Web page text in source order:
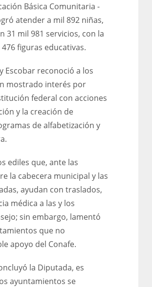
Básica Comunitaria -
atender a mil 892 niñas,
31 mil 981 servicios, con la
figuras educativas.
Escobar reconoció a los
mostrado interés por
federal con acciones
y la creación de
de alfabetización y
ediles que, ante las
la cabecera municipal y las
ayudan con traslados,
médica a las y los
sin embargo, lamentó
que no
apoyo del Conafe.
la Diputada, es
ayuntamientos se